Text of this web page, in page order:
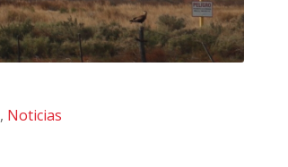
, Noticias